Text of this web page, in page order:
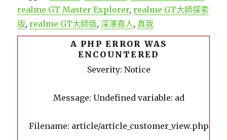
realme GT Master Explorer,realme GT大師探索
版,realme GT大師版,深澤直人, 真我
A PHP ERROR WAS
ENCOUNTERED
Severity: Notice
Message: Undefined variable: ad
Filename: article/article_customer_view.php